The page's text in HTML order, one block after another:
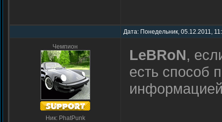
Дата: Понедельник, 05.12.2011,
Чемпион
Ник: PhatPunk
LeBRoN,
есть способ